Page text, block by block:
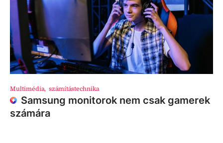
Multimédia, számítástechnika
Samsung monitorok nem csak gamerek
számára